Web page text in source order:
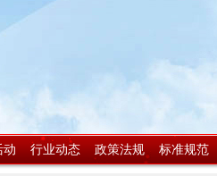
动 行业动态 政策法规 标准规范